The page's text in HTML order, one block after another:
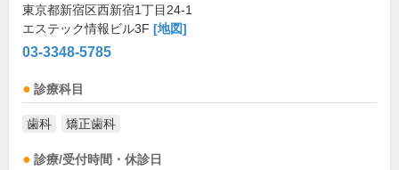
東京都新宿区西新宿1丁目24-1
エステック情報ビル3F [地図]
03-3348-5785
診療科目
歯科 矯正歯科
診療/受付時間・休診日